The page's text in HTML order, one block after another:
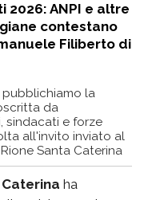
2026: ANPI e altre
contestano
Filiberto di
pubblichiamo la
da
sindacati e forze
all'invito inviato al
Santa Caterina
ha